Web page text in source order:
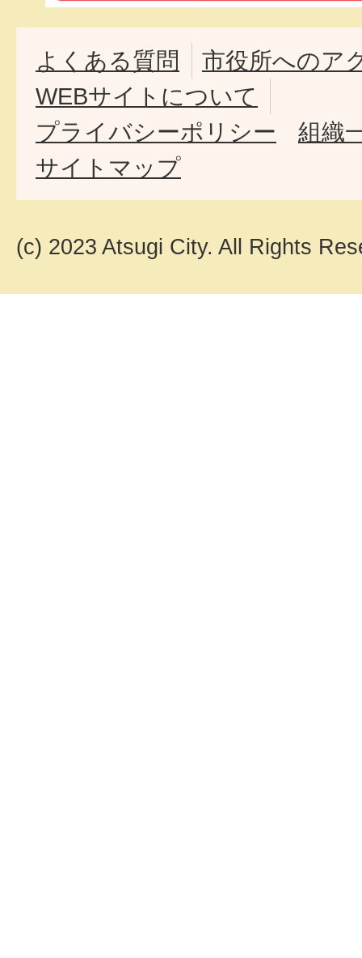
よくある質問
市役所へのア
WEBサイトについて
プライバシーポリシー
組織
サイトマップ
(c) 2023 Atsugi City. All Rights